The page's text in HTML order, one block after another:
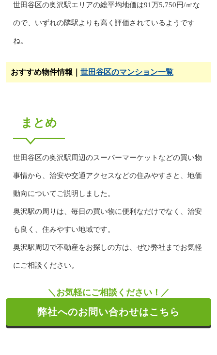
世田谷区の奥沢駅エリアの総平均地価は91万5,750円/㎡な
ので、いずれの隣駅よりも高く評価されているようです
ね。
おすすめ物件情報｜ 世田谷区のマンション一覧
まとめ
世田谷区の奥沢駅周辺のスーパーマーケットなどの買い物
事情から、治安や交通アクセスなどの住みやすさと、地価
動向についてご説明しました。
奥沢駅の周りは、毎日の買い物に便利なだけでなく、治安
も良く、住みやすい地域です。
奥沢駅周辺で不動産をお探しの方は、ぜひ弊社までお気軽
にご相談ください。
＼お気軽にご相談ください！／
弊社へのお問い合わせはこちら